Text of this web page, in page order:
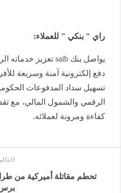
راي " بنكي " للعملاء:
يواصل بنك
تعزيز خدماته
دفع إلكترونية آمنة وسريعة
تسهيل سداد المدفوعات
الرقمي والشمول المالي، مع
كفاءة ومرونة لعملائه.